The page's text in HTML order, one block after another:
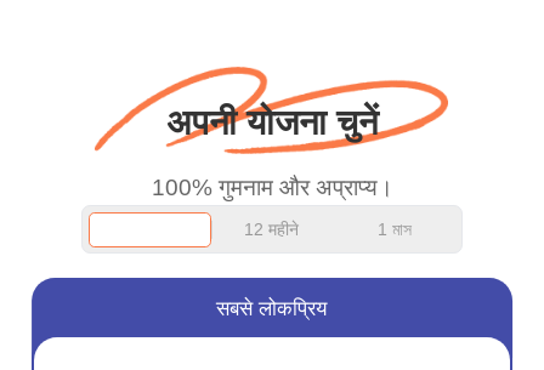
अपनी योजना चुनें
100% गुमनाम और अप्राप्य।
12 महीने 1 মাস
सबसे लोकप्रिय